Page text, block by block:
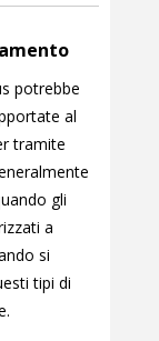
potrebbe
al
tramite
gli
a
si
tipi di